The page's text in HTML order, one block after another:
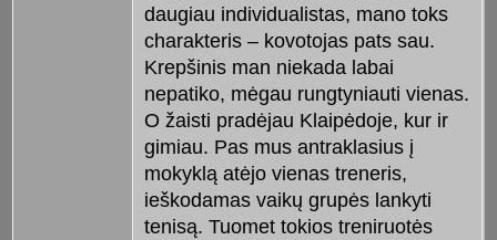
daugiau individualistas, mano toks
charakteris – kovotojas pats sau.
Krepšinis man niekada labai
nepatiko, mėgau rungtyniauti vienas.
O žaisti pradėjau Klaipėdoje, kur ir
gimiau. Pas mus antraklasius į
mokyklą atėjo vienas treneris,
ieškodamas vaikų grupės lankyti
tenisą. Tuomet tokios treniruotės